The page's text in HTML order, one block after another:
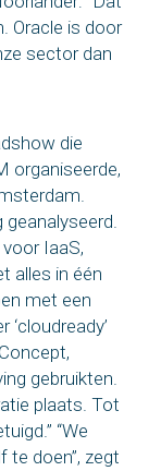
Oracle is door
sector dan
die
organiseerde,
geanalyseerd.
IaaS,
alles in één
met een
gebruikten.
plaats. Tot
“We
te doen”, zegt